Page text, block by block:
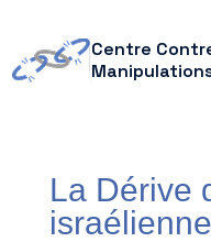
Centre
La Dérive